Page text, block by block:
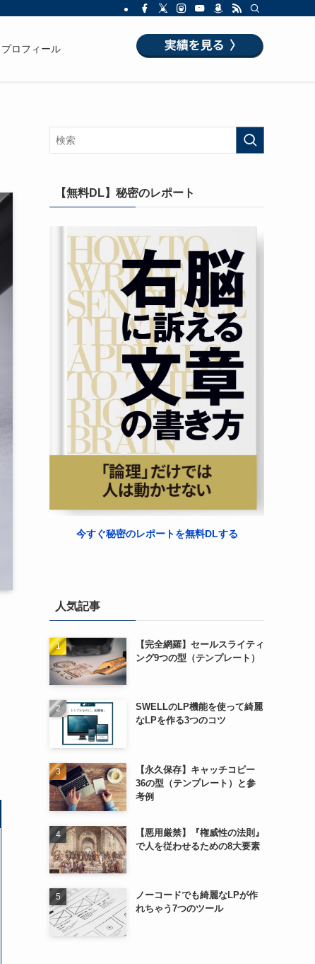
プロフィール
【無料DL】秘密のレポート
今すぐ秘密のレポートを無料DLする
人気記事
【完全網羅】セールスライティ
ング9つの型（テンプレート）
SWELLのLP機能を使って綺麗
なLPを作る3つのコツ
【永久保存】キャッチコピー
36の型（テンプレート）と参
考例
【悪用厳禁】『権威性の法則』
で人を従わせるための8大要素
ノーコードでも綺麗なLPが作
れちゃう7つのツール